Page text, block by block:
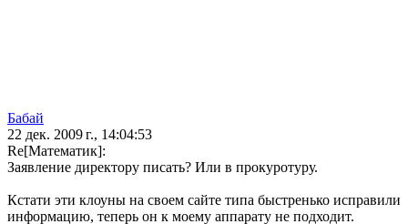
Бaбай
22 дек. 2009 г., 14:04:53
Re[Математик]:
Заявление директору писать? Или в прокуротуру.
Кстати эти клоуны на своем сайте типа быстренько исправили
информацию, теперь он к моему аппарату не подходит.